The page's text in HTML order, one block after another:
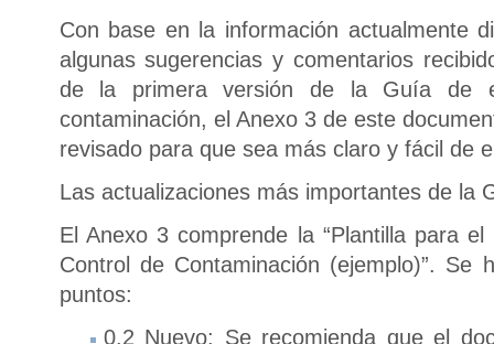
Con base en la información actualmente
algunas sugerencias y comentarios
de la primera versión de la Guía de
contaminación, el Anexo 3 de este
revisado para que sea más claro y fácil de
Las actualizaciones más importantes de la
El Anexo 3 comprende la “Plantilla para
Control de Contaminación (ejemplo)”. Se
puntos:
0.2 Nuevo: Se recomienda que el